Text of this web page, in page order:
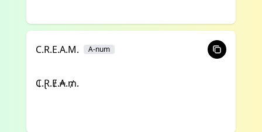
C.R.E.A.M. A-num
₵.Ɽ.Ɇ.₳.₥.